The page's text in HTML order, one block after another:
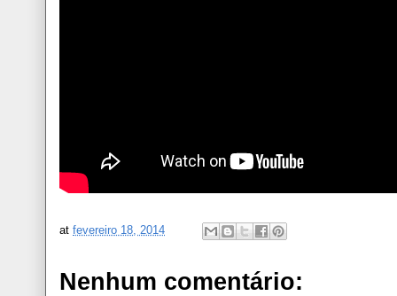
at fevereiro 18, 2014
Nenhum comentário: